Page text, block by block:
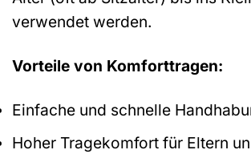
verwendet werden.
Vorteile von Komforttragen:
Einfache und schnelle
Hoher Tragekomfort für Eltern